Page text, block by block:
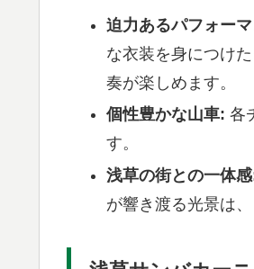
迫力あるパフォー
な衣装を身につけ
奏が楽しめます。
個性豊かな山車: 各
す。
浅草の街との一体
が響き渡る光景は